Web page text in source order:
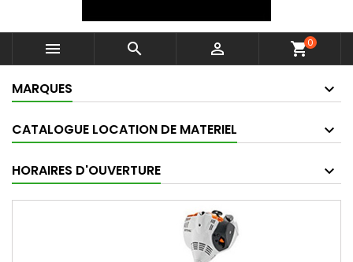
   shopping_cart0
MARQUES
CATALOGUE LOCATION DE MATERIEL
HORAIRES D'OUVERTURE